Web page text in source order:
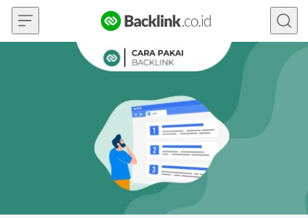
Skip to content